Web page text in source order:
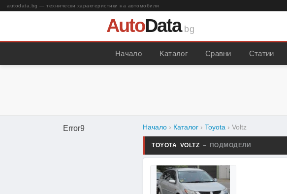
autodata.bg — технически характеристики на автомобили
AutoData.bg
Начало Kаталог Сравни Статии
Error9 Начало › Каталог › Toyota › Voltz
TOYOTA VOLTZ – ПОДМОДЕЛИ